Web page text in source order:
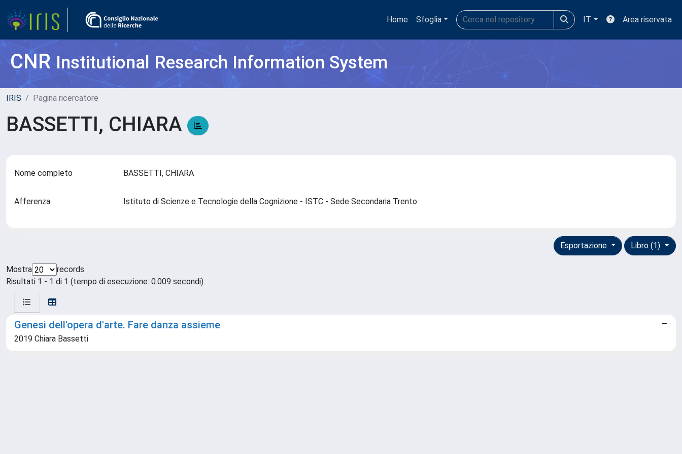
Home Sfoglia IT Area riservata
CNRInstitutional Research Information System
IRIS Pagina ricercatore
BASSETTI, CHIARA
Nome completo BASSETTI, CHIARA
Afferenza Istituto di Scienze e Tecnologie della Cognizione - ISTC - Sede Secondaria Trento
Libro (1)
Esportazione
Mostra
records
Risultati 1 - 1 di 1 (tempo di esecuzione: 0.009 secondi).
Genesi dell'opera d'arte. Fare danza assieme
2019 Chiara Bassetti